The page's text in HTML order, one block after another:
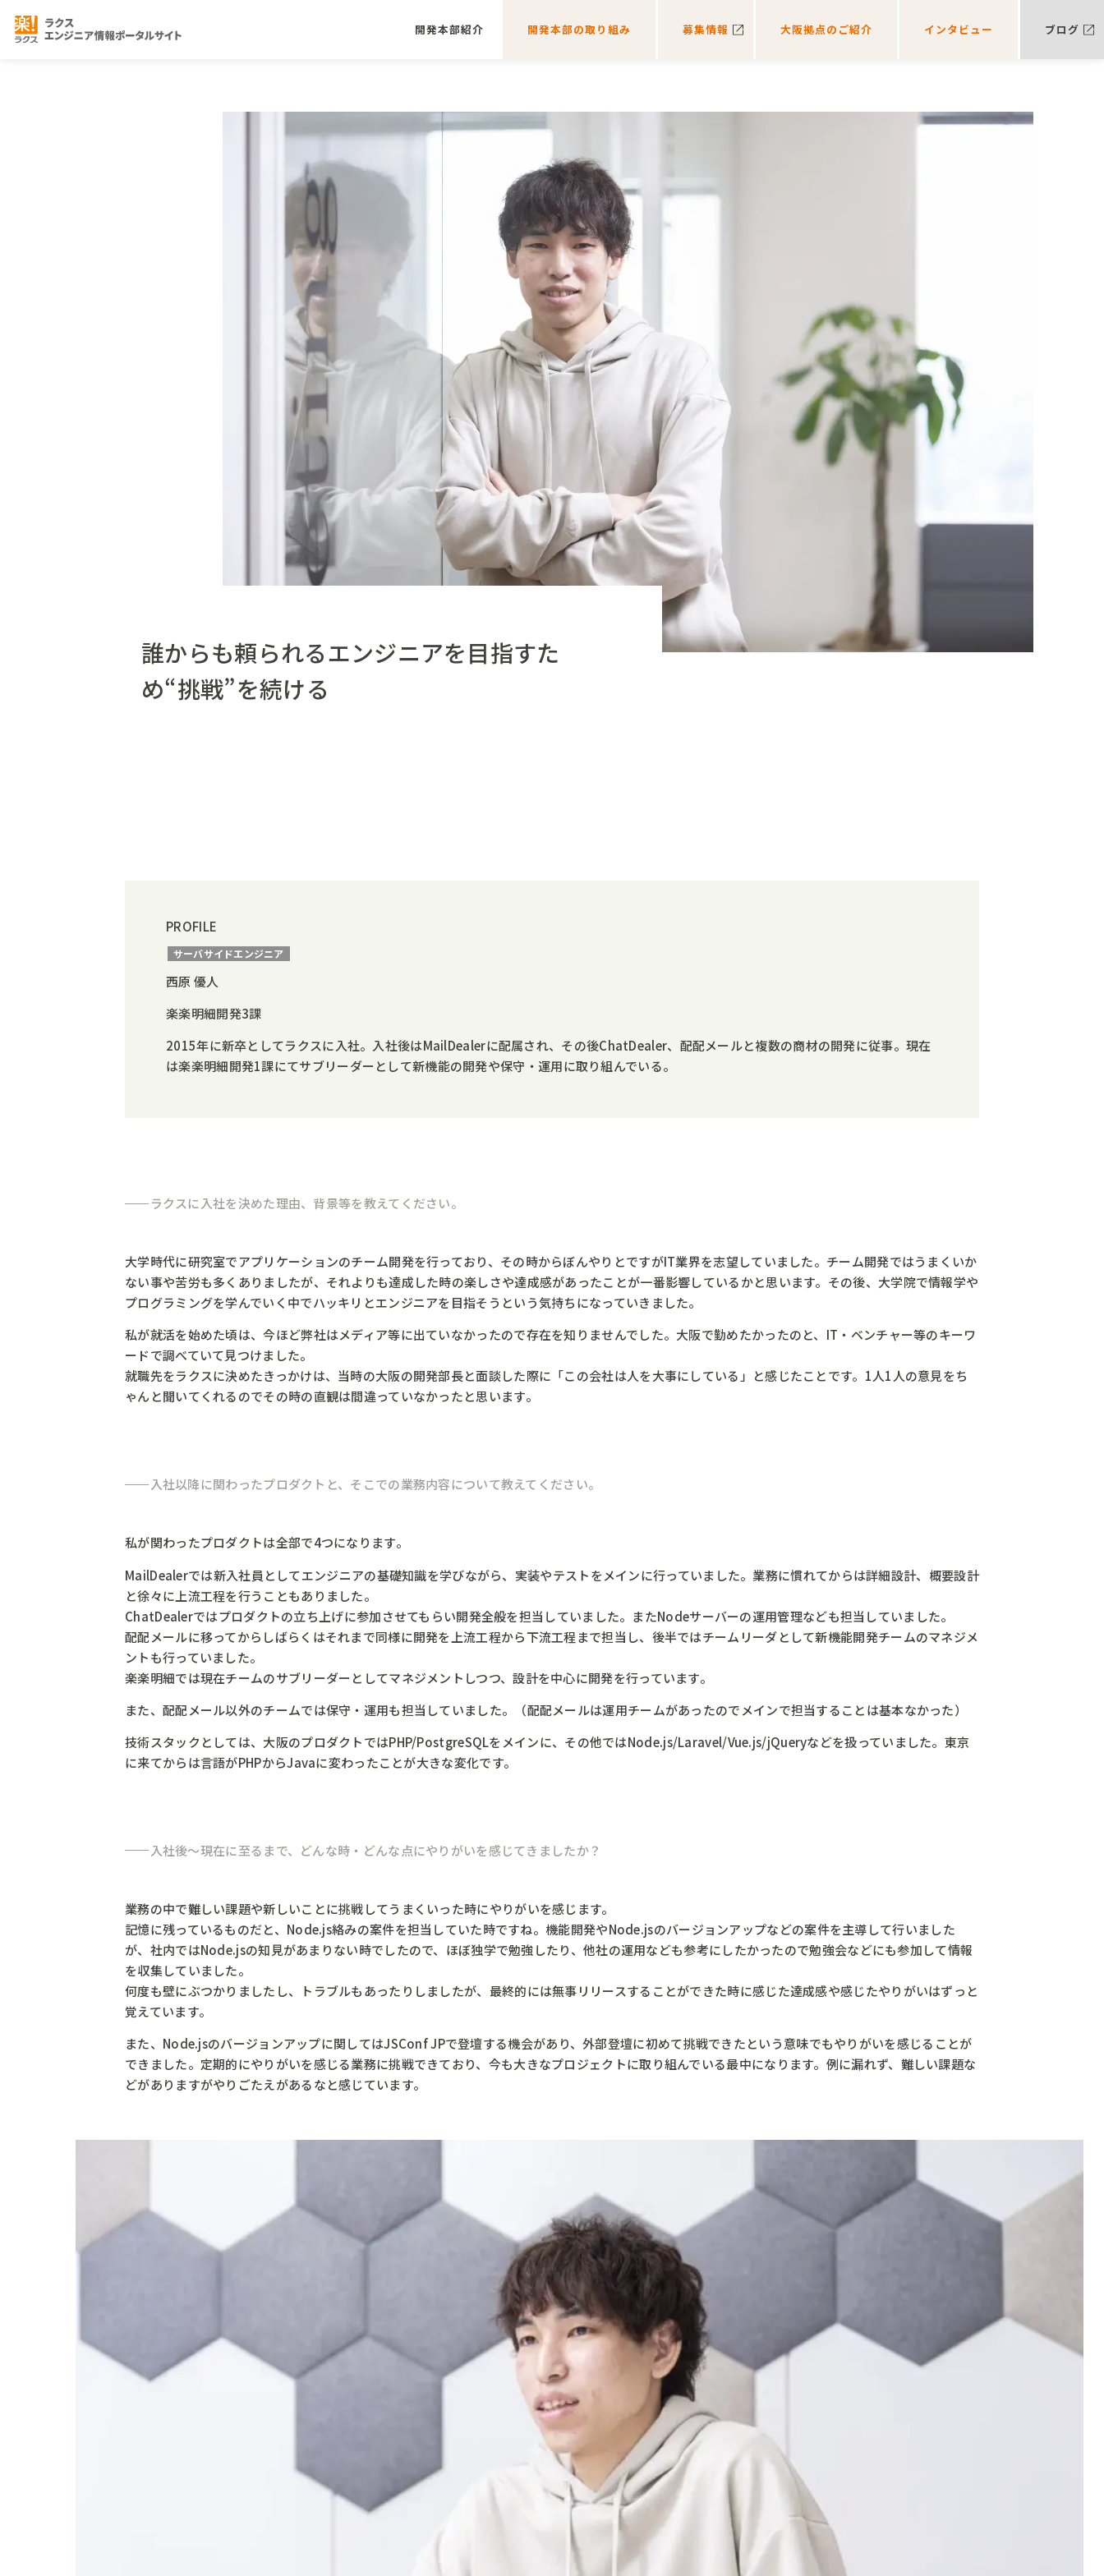
開発本部紹介 開発本部の取り組み 募集情報 大阪拠点のご紹介 インタビュー ブログ
誰からも頼られるエンジニアを目指すた
め“挑戦”を続ける
PROFILE
サーバサイドエンジニア
西原 優人
楽楽明細開発3課
2015年に新卒としてラクスに入社。入社後はMailDealerに配属され、その後ChatDealer、配配メールと複数の商材の開発に従事。現在
は楽楽明細開発1課にてサブリーダーとして新機能の開発や保守・運用に取り組んでいる。
ラクスに入社を決めた理由、背景等を教えてください。
大学時代に研究室でアプリケーションのチーム開発を行っており、その時からぼんやりとですがIT業界を志望していました。チーム開発ではうまくいか
ない事や苦労も多くありましたが、それよりも達成した時の楽しさや達成感があったことが一番影響しているかと思います。その後、大学院で情報学や
プログラミングを学んでいく中でハッキリとエンジニアを目指そうという気持ちになっていきました。
私が就活を始めた頃は、今ほど弊社はメディア等に出ていなかったので存在を知りませんでした。大阪で勤めたかったのと、IT・ベンチャー等のキーワ
ードで調べていて見つけました。
就職先をラクスに決めたきっかけは、当時の大阪の開発部長と面談した際に「この会社は人を大事にしている」と感じたことです。1人1人の意見をち
ゃんと聞いてくれるのでその時の直観は間違っていなかったと思います。
入社以降に関わったプロダクトと、そこでの業務内容について教えてください。
私が関わったプロダクトは全部で4つになります。
MailDealerでは新入社員としてエンジニアの基礎知識を学びながら、実装やテストをメインに行っていました。業務に慣れてからは詳細設計、概要設計
と徐々に上流工程を行うこともありました。
ChatDealerではプロダクトの立ち上げに参加させてもらい開発全般を担当していました。またNodeサーバーの運用管理なども担当していました。
配配メールに移ってからしばらくはそれまで同様に開発を上流工程から下流工程まで担当し、後半ではチームリーダとして新機能開発チームのマネジメ
ントも行っていました。
楽楽明細では現在チームのサブリーダーとしてマネジメントしつつ、設計を中心に開発を行っています。
また、配配メール以外のチームでは保守・運用も担当していました。（配配メールは運用チームがあったのでメインで担当することは基本なかった）
技術スタックとしては、大阪のプロダクトではPHP/PostgreSQLをメインに、その他ではNode.js/Laravel/Vue.js/jQueryなどを扱っていました。東京
に来てからは言語がPHPからJavaに変わったことが大きな変化です。
入社後〜現在に至るまで、どんな時・どんな点にやりがいを感じてきましたか？
業務の中で難しい課題や新しいことに挑戦してうまくいった時にやりがいを感じます。
記憶に残っているものだと、Node.js絡みの案件を担当していた時ですね。機能開発やNode.jsのバージョンアップなどの案件を主導して行いました
が、社内ではNode.jsの知見があまりない時でしたので、ほぼ独学で勉強したり、他社の運用なども参考にしたかったので勉強会などにも参加して情報
を収集していました。
何度も壁にぶつかりましたし、トラブルもあったりしましたが、最終的には無事リリースすることができた時に感じた達成感や感じたやりがいはずっと
覚えています。
また、Node.jsのバージョンアップに関してはJSConf JPで登壇する機会があり、外部登壇に初めて挑戦できたという意味でもやりがいを感じることが
できました。定期的にやりがいを感じる業務に挑戦できており、今も大きなプロジェクトに取り組んでいる最中になります。例に漏れず、難しい課題な
どがありますがやりごたえがあるなと感じています。